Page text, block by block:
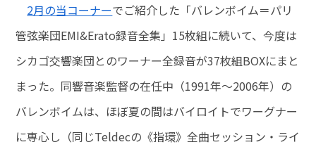
2月の当コーナーでご紹介した「バレンボイム＝パリ
管弦楽団EMI&Erato録音全集」15枚組に続いて、今度は
シカゴ交響楽団とのワーナー全録音が37枚組BOXにまと
まった。同響音楽監督の在任中（1991年～2006年）の
バレンボイムは、ほぼ夏の間はバイロイトでワーグナー
に専心し（同じTeldecの《指環》全曲セッション・ライ